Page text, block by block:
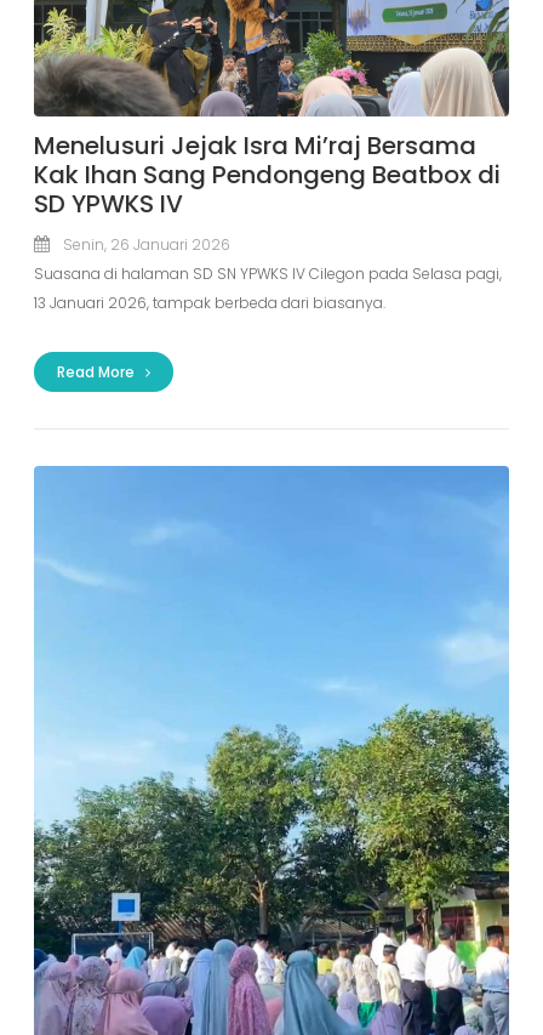
Menelusuri Jejak Isra Mi’raj Bersama
Kak Ihan Sang Pendongeng Beatbox di
SD YPWKS IV
Senin, 26 Januari 2026
Suasana di halaman SD SN YPWKS IV Cilegon pada Selasa pagi,
13 Januari 2026, tampak berbeda dari biasanya.
Read More